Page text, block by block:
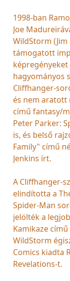
1998-ban
Joe
WildStorm
támogatott
hagyományos
Cliffhanger-
és nem aratott
című fantasy/
Peter Parker:
is, és belső
Family" című
Jenkins írt.
A Cliffhanger-
elindította a
Spider-Man
jelölték a
Kamikaze
WildStorm
Comics kiadta
Revelations-t.